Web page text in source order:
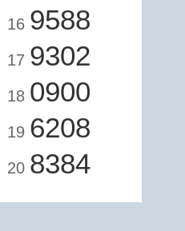
16 9588
17 9302
18 0900
19 6208
20 8384